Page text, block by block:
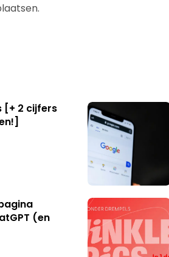
[+ 2 cijfers
(en